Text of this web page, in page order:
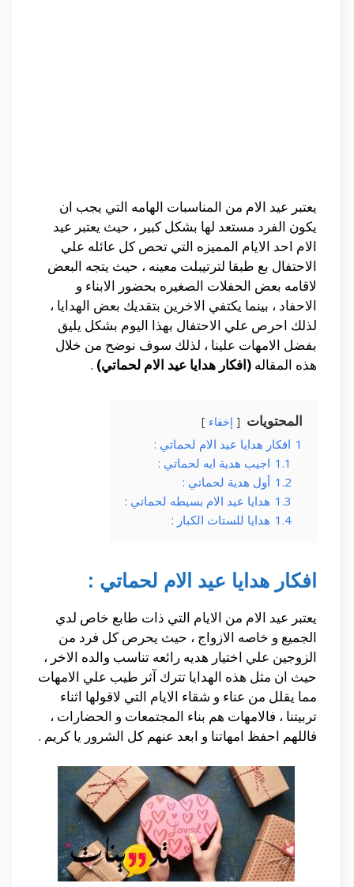
يعتبر عيد الام من المناسبات الهامه التي يجب ان
يكون الفرد مستعد لها بشكل كبير ، حيث يعتبر عيد
الام احد الايام المميزه التي تحص كل عائله علي
الاحتفال بع طبقا لترتيبلت معينه ، حيث يتجه البعض
لاقامه بعض الحفلات الصغيره بحضور الابناء و
الاحفاد ، بينما يكتفي الاخرين بتقديك بعض الهدايا ،
لذلك احرص علي الاحتفال بهذا اليوم بشكل يليق
بفضل الامهات علينا ، لذلك سوف نوضح من خلال
هذه المقاله (افكار هدايا عيد الام لحماتي) .
المحتويات إخفاء
1 افكار هدايا عيد الام لحماتي :
1.1 اجيب هدية ايه لحماتي :
1.2 أول هدية لحماتي :
1.3 هدايا عيد الام بسيطه لحماتي :
1.4 هدايا للستات الكبار :
افكار هدايا عيد الام لحماتي :
يعتبر عيد الام من الايام التي ذات طابع خاص لدي
الجميع و خاصه الازواج ، حيث يحرص كل فرد من
الزوجين علي اختيار هديه رائعه تناسب والده الاخر ،
حيث ان مثل هذه الهدايا تترك آثر طيب علي الامهات
مما يقلل من عناء و شقاء الايام التي لاقولها اثناء
تربيتنا ، فالامهات هم بناء المجتمعات و الحضارات ،
فاللهم احفظ امهاتنا و ابعد عنهم كل الشرور يا كريم .